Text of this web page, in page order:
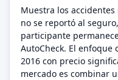
Muestra los
no se reportó al
participante
AutoCheck. El enfoque
2016 con precio
mercado es combinar